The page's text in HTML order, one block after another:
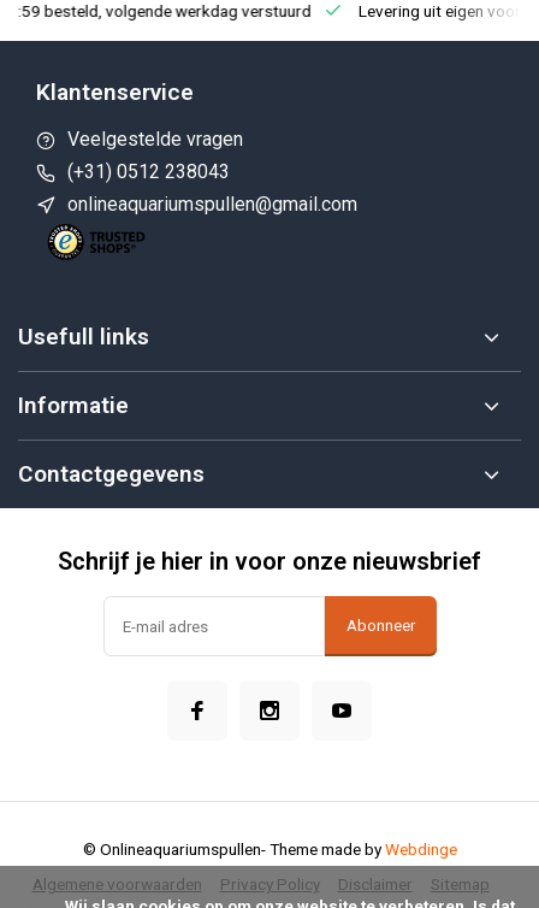
besteld, volgende werkdag verstuurd Levering uit eigen
Klantenservice
Veelgestelde vragen
(+31) 0512 238043
onlineaquariumspullen@gmail.com
Usefull links
Informatie
Contactgegevens
Schrijf je hier in voor onze nieuwsbrief
Abonneer
Algemene voorwaarden Privacy Policy Disclaimer Sitemap
© Onlineaquariumspullen- Theme made byWebdinge